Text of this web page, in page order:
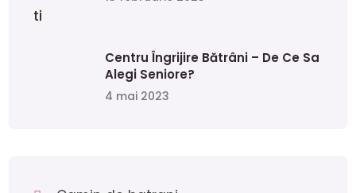
Centru Îngrijire Bătrâni – De Ce Sa
Alegi Seniore?
4 mai 2023